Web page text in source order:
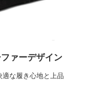
ァーデザイン
な履き心地と上品